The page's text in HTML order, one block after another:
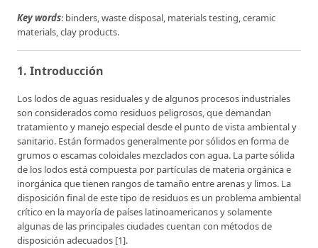
Key words: binders, waste disposal, materials testing, ceramic
materials, clay products.
1. Introducción
Los lodos de aguas residuales y de algunos procesos industriales
son considerados como residuos peligrosos, que demandan
tratamiento y manejo especial desde el punto de vista ambiental y
sanitario. Están formados generalmente por sólidos en forma de
grumos o escamas coloidales mezclados con agua. La parte sólida
de los lodos está compuesta por partículas de materia orgánica e
inorgánica que tienen rangos de tamaño entre arenas y limos. La
disposición final de este tipo de residuos es un problema ambiental
crítico en la mayoría de países latinoamericanos y solamente
algunas de las principales ciudades cuentan con métodos de
disposición adecuados [1].